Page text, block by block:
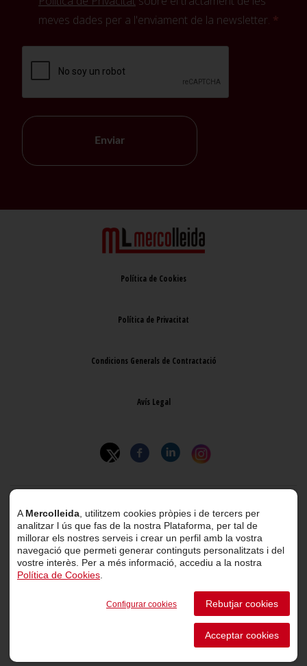
meves dades per a l'enviament de la newsletter.
Enviar
Política de Cookies
Política de Privacitat
Condicions Generals de Contractació
Avís Legal
© 2026 Mercolleida. Tots els drets reservats.
Projecte web desenvolupat perACTIUM Digital
Portal de transparència
Canal de comunicació d’informants
Perfil del Contractant
A Mercolleida , utilitzem cookies pròpies i de tercers per
analitzar l ús que fas de la nostra Plataforma, per tal de
millorar els nostres serveis i crear un perfil amb la vostra
navegació que permeti generar continguts personalitzats i del
vostre interès. Per a més informació, accediu a la nostra
Política de Cookies
Configurar cookies Rebutjar cookies
Acceptar cookies